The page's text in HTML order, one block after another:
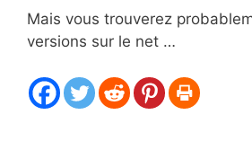
Mais vous trouverez
versions sur le net …